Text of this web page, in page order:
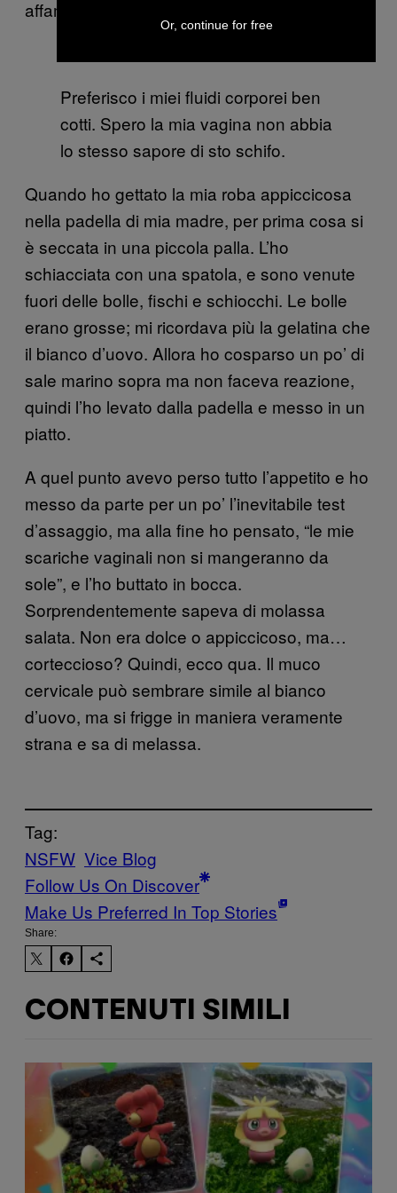
affamata.
Preferisco i miei fluidi corporei ben
cotti. Spero la mia vagina non abbia
lo stesso sapore di sto schifo.
Quando ho gettato la mia roba appiccicosa
nella padella di mia madre, per prima cosa si
è seccata in una piccola palla. L’ho
schiacciata con una spatola, e sono venute
fuori delle bolle, fischi e schiocchi. Le bolle
erano grosse; mi ricordava più la gelatina che
il bianco d’uovo. Allora ho cosparso un po’ di
sale marino sopra ma non faceva reazione,
quindi l’ho levato dalla padella e messo in un
piatto.
A quel punto avevo perso tutto l’appetito e ho
messo da parte per un po’ l’inevitabile test
d’assaggio, ma alla fine ho pensato, “le mie
scariche vaginali non si mangeranno da
sole”, e l’ho buttato in bocca.
Sorprendentemente sapeva di molassa
salata. Non era dolce o appiccicoso, ma…
corteccioso? Quindi, ecco qua. Il muco
cervicale può sembrare simile al bianco
d’uovo, ma si frigge in maniera veramente
strana e sa di melassa.
Tag:
NSFW Vice Blog
Follow Us On Discover
Make Us Preferred In Top Stories
Share:
CONTENUTI SIMILI
Or, continue for free